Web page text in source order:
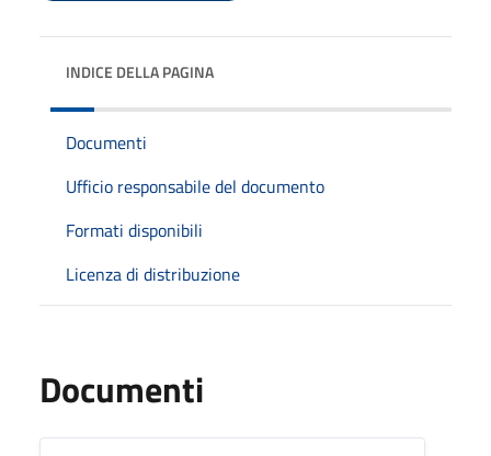
INDICE DELLA PAGINA
Documenti
Ufficio responsabile del documento
Formati disponibili
Licenza di distribuzione
Documenti